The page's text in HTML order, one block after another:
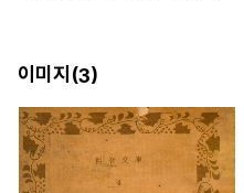
이미지(3)